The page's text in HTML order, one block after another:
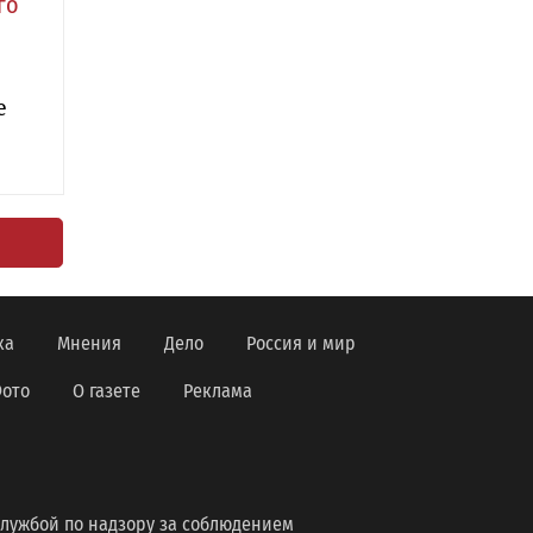
Мнения Дело Россия и мир
О газете Реклама
по надзору за соблюдением